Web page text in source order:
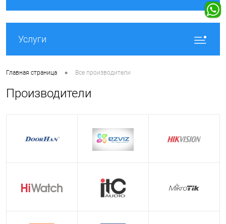
Услуги
Главная страница • Все производители
Производители